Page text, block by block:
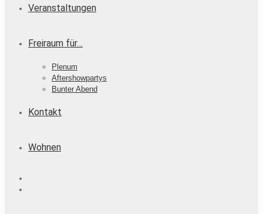
Veranstaltungen
Freiraum für…
Plenum
Aftershowpartys
Bunter Abend
Kontakt
Wohnen